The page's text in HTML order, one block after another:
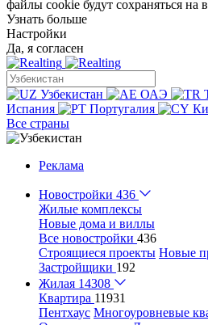
файлы cookie будут сохраняться на
Узнать больше
Настройки
Да, я согласен
Узбекистан ОАЭ
Испания
Португалия
Все страны
Реклама
Новостройки 436
Жилые комплексы
Новые дома и виллы
Все новостройки 436
Строящиеся проекты Новые
Застройщики 192
Жилая 14308
Квартира 11931
Пентхаус Многоуровневые